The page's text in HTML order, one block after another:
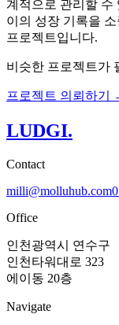
계적으로 관리할 수
이의 성장 기록을
프로젝트입니다.
비슷한 프로젝트가
프로젝트 의뢰하기
LUDGI.
Contact
milli@molluhub.com
Office
인천광역시 연수구
인천타워대로 323
에이동 20층
Navigate